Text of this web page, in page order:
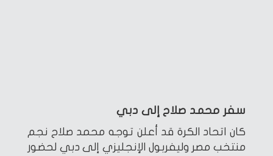
سفر محمد صلاح إلى دبي
كان اتحاد الكرة قد أعلن توجه محمد صلاح نجم
منتخب مصر وليفربول الإنجليزي إلى دبي لحضور